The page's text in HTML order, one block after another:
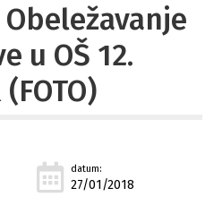
u OŠ 12.
datum:
27/01/2018